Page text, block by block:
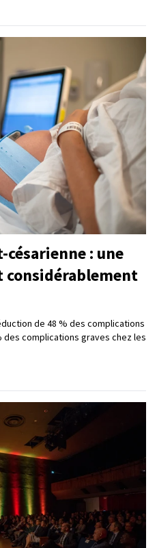
: une
de 48 % des complications
complications graves chez les